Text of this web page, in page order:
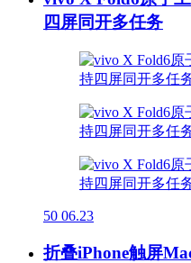
四屏同开多任务
50 06.23
折叠iPhone触屏